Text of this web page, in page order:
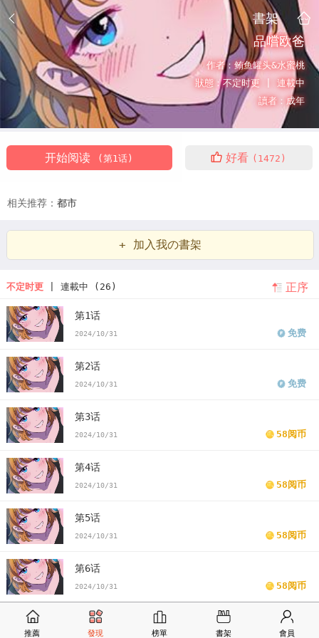
書架
品嚐欧爸
作者： 鲔鱼罐头&水蜜桃
狀態：不定时更 | 連載中
讀者： 成年
开始阅读 (第1话) 好看 (1472)
相关推荐： 都市
+ 加入我の書架
不定时更| 連載中 (26) 正序
第1话
2024/10/31 免费
第2话
2024/10/31 免费
第3话
2024/10/31 58阅币
第4话
2024/10/31 58阅币
第5话
2024/10/31 58阅币
第6话
2024/10/31 58阅币
第7话
推薦 發現 榜單 書架 會員